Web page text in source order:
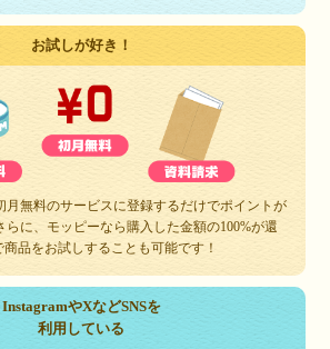
お試しが好き！
月無料のサービスに登録するだけでポイントが
らに、モッピーなら購入した金額の100%が還
品をお試しすることも可能です！
InstagramやXなどSNSを
利用している